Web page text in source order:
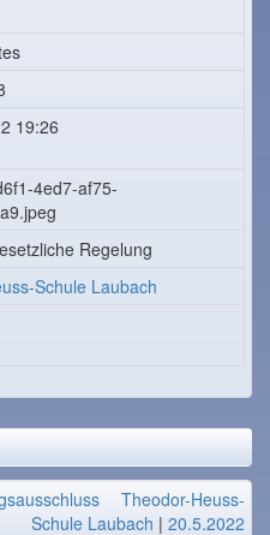
19:26
4ed7-af75-
Regelung
Schule Laubach
Theodor-Heuss-
Schule Laubach | 20.5.2022